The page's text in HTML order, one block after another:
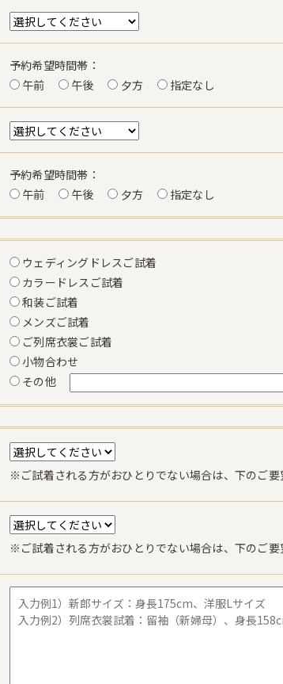
予約希望時間帯：
午前
午後 夕方 指定なし
予約希望時間帯：
午前
午後 夕方 指定なし
ウェディングドレスご試着
カラードレスご試着
和装ご試着
メンズご試着
ご列席衣裳ご試着
小物合わせ
その他
※ご試着される方がおひとりでない場合は、下のご要
※ご試着される方がおひとりでない場合は、下のご要